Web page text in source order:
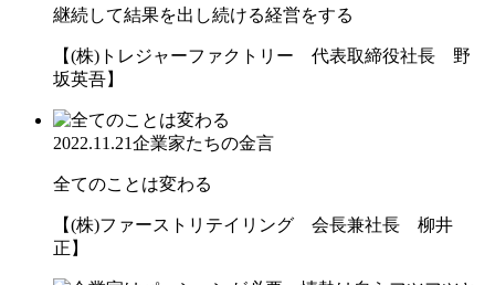
継続して結果を出し続ける経営をする
【(株)トレジャーファクトリー 代表取締役社長 野
坂英吾】
2022.11.21企業家たちの金言
全てのことは変わる
【(株)ファーストリテイリング 会長兼社長 柳井
正】